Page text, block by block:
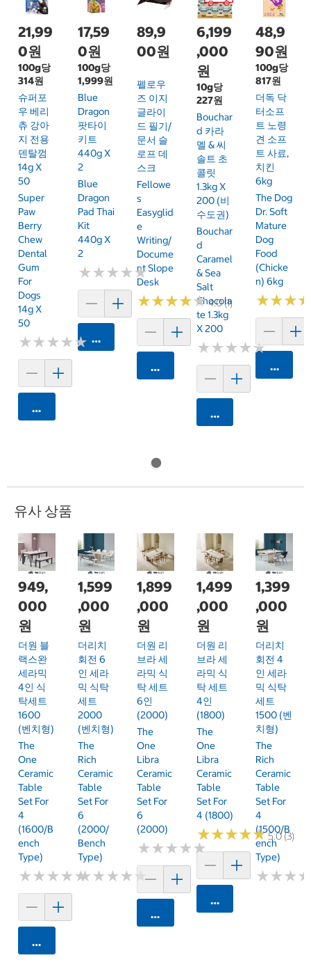
21,99
0원
100g당
314원
슈퍼포
우 베리
츄 강아
지 전용
덴탈껌
14g X
50
Super
Paw
Berry
Chew
Dental
Gum
For
Dogs
14g X
50
★★★★★
★★★★★
카트에 담기
17,59
0원
100g당
1,999원
Blue
Dragon
팟타이
키트
440g X
2
Blue
Dragon
Pad Thai
Kit
440g X
2
★★★★★
★★★★★
카트에 담기
89,9
00원
펠로우
즈 이지
글라이
드 필기/
문서 슬
로프 데
스크
Fellowe
S
Easyglid
E
Writing/
Docume
Nt Slope
Desk
★★★★★
★★★★★4.0 (1)
카트에 담기
6,199
,000
원
10g당
227원
Bouchar
D 카라
멜 & 씨
솔트 초
콜릿
1.3kg X
200 (비
수도권)
Bouchar
D
Caramel
& Sea
Salt
Chocola
Te 1.3kg
X 200
★★★★★
★★★★★
카트에 담기
48,9
90원
100g당
817원
더독 닥
터소프
트 노령
견 소프
트 사료,
치킨
6kg
The Dog
Dr. Soft
Mature
Dog
Food
(Chicke
N) 6kg
★★★
★★★
카트에
유사 상품
949,
000
원
더원 블
랙스완
세라믹
4인 식
탁세트
1600
(벤치형)
The
One
Ceramic
Table
Set For
4
(1600/B
Ench
Type)
★★★★★
★★★★★
카트에 담기
1,599
,000
원
더리치
회전 6
인 세라
믹 식탁
세트
2000
(벤치형)
The
Rich
Ceramic
Table
Set For
6
(2000/
Bench
Type)
★★★★★
★★★★★
1,899
,000
원
더원 리
브라 세
라믹 식
탁 세트
6인
(2000)
The
One
Libra
Ceramic
Table
Set For
6
(2000)
★★★★★
★★★★★
카트에 담기
1,499
,000
원
더원 리
브라 세
라믹 식
탁 세트
4인
(1800)
The
One
Libra
Ceramic
Table
Set For
4 (1800)
★★★★★
★★★★★5.0 (3)
카트에 담기
1,399
,000
원
더리치
회전 4
인 세라
믹 식탁
세트
1500 (벤
치형)
The
Rich
Ceramic
Table
Set For
4
(1500/B
Ench
Type)
★★★
★★★